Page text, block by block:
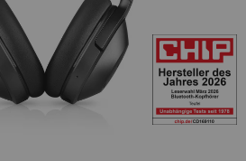
Weitere Informationen sind in der
unter I zu finden.